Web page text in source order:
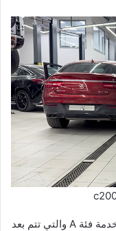
بإجراء الخدمة فئة A والتي تتم بعد